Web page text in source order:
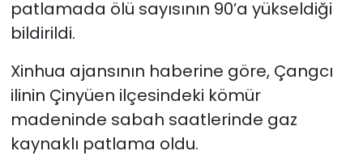
patlamada ölü sayısının 90’a yükseldiği
bildirildi.
Xinhua ajansının haberine göre, Çangcı
ilinin Çinyüen ilçesindeki kömür
madeninde sabah saatlerinde gaz
kaynaklı patlama oldu.
SAĞLIK
Spor
Teknoloji